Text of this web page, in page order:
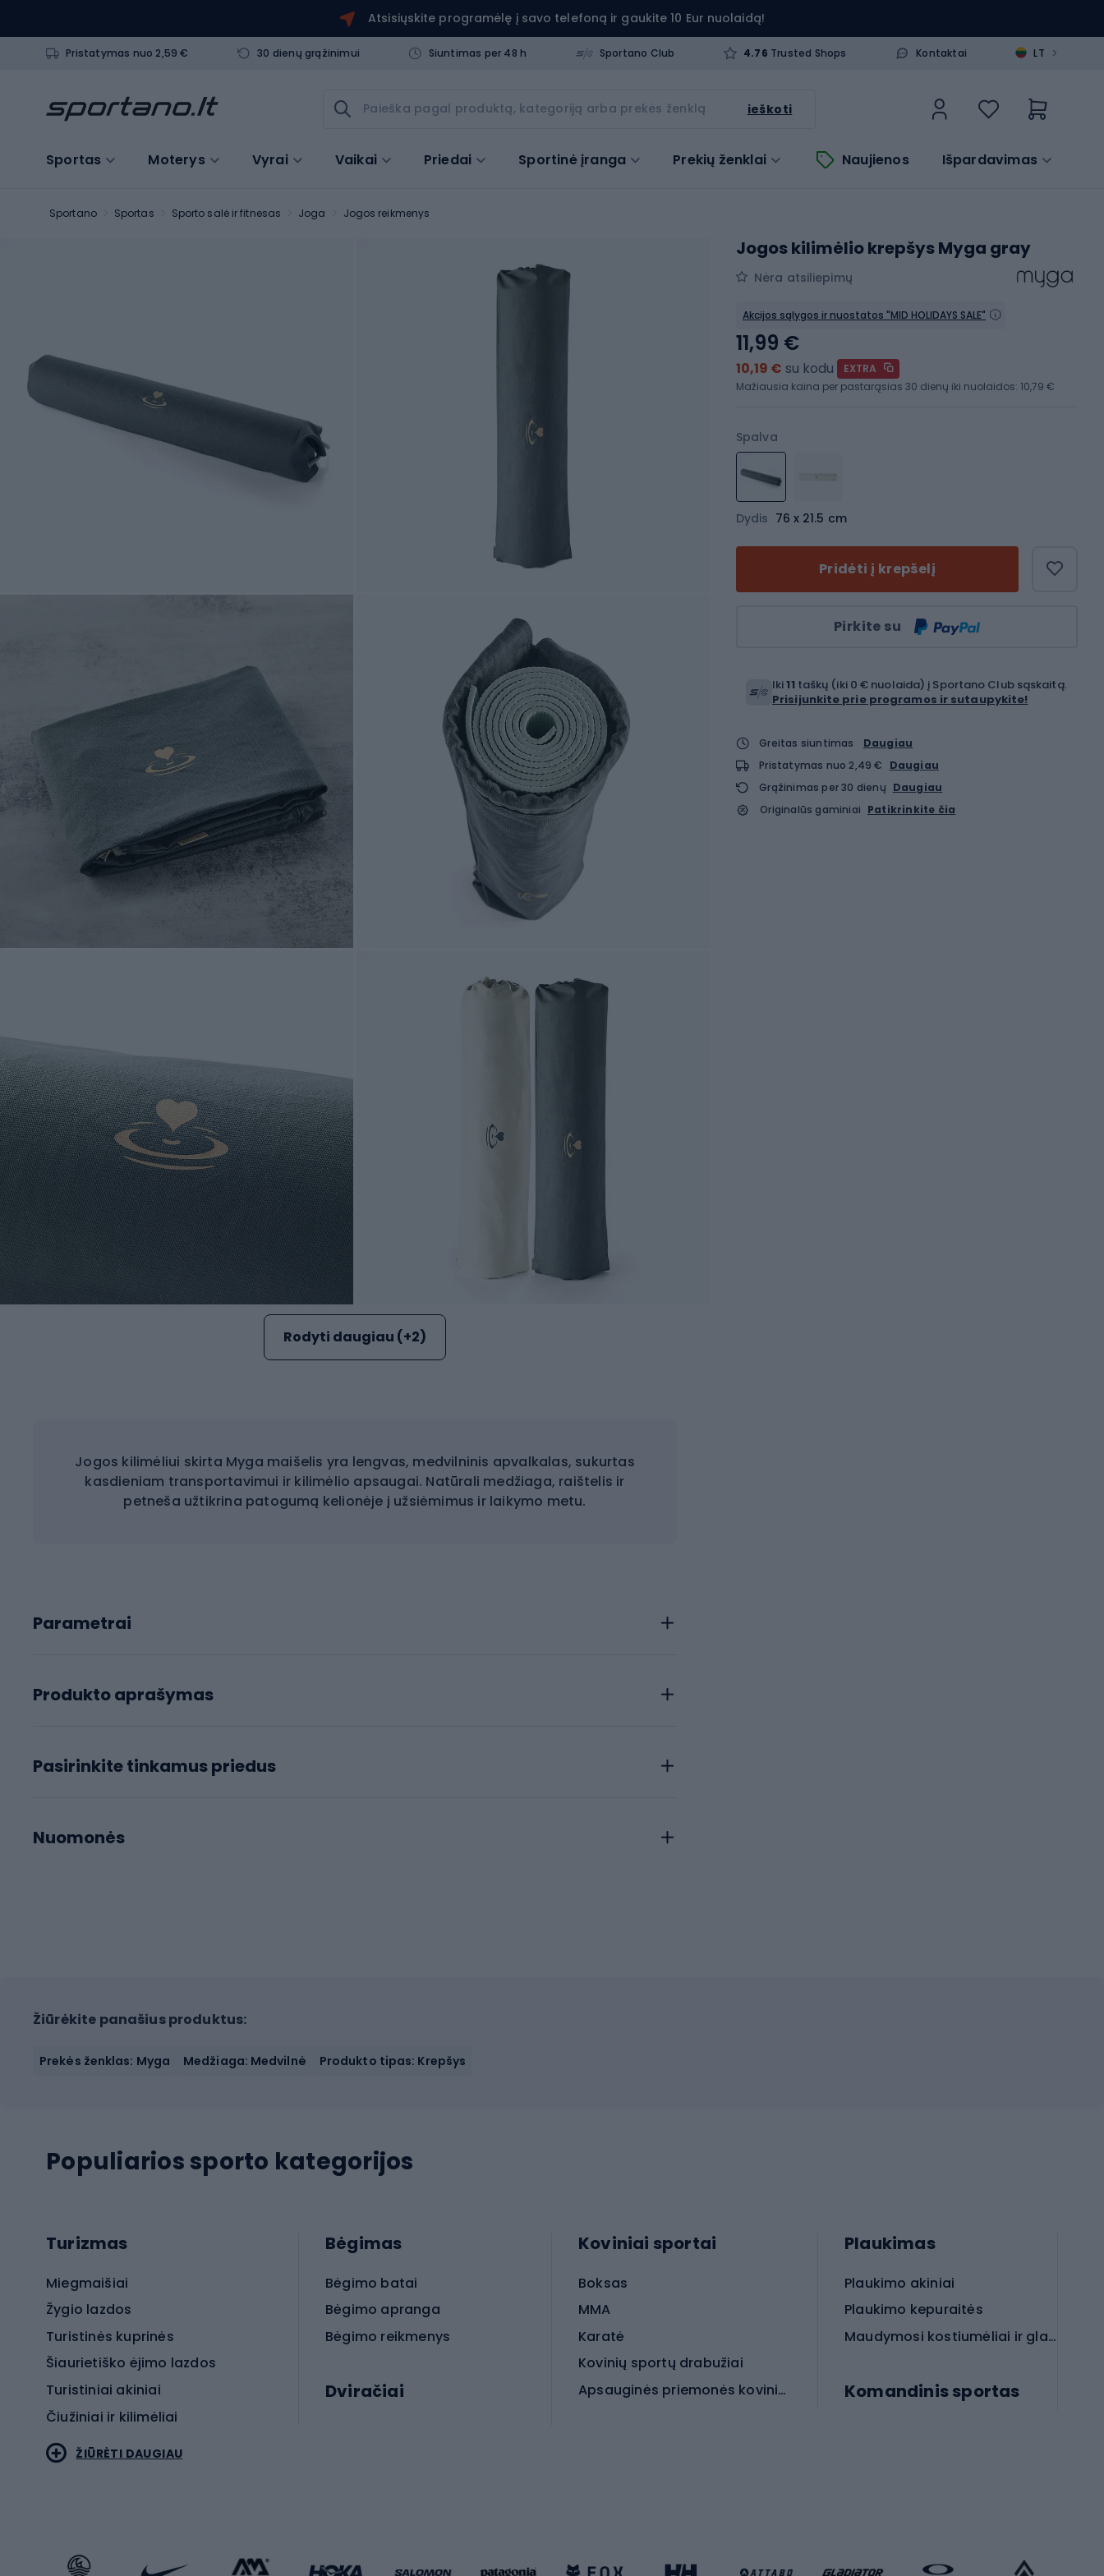
Atsisiųskite programėlę į savo telefoną ir gaukite 10 Eur nuolaidą!
Pristatymas nuo 2,59 € 30 dienų grąžinimui Siuntimas per 48 h Sportano Club 4.76 Trusted Shops Kontaktai LT >
ieškoti
Sportas Moterys Vyrai Vaikai Priedai Sportinė įranga Prekių ženklai Naujienos Išpardavimas
Sportano Sportas Sporto salė ir fitnesas Joga Jogos reikmenys
Rodyti daugiau (+2)
Jogos kilimėliui skirta Myga maišelis yra lengvas, medvilninis apvalkalas, sukurtas
kasdieniam transportavimui ir kilimėlio apsaugai. Natūrali medžiaga, raištelis ir
petneša užtikrina patogumą kelionėje į užsiėmimus ir laikymo metu.
Parametrai
Produkto aprašymas
Pasirinkite tinkamus priedus
Nuomonės
Jogos kilimėlio krepšys Myga gray
Nėra atsiliepimų
Akcijos sąlygos ir nuostatos "MID HOLIDAYS SALE"
Spalva
Dydis 76 x 21.5 cm
Pridėti į krepšelį
Pirkite su
11,99 €
10,19 € su kodu
EXTRA
Mažiausia kaina per pastarąsias 30 dienų iki nuolaidos: 10,79 €
Iki11 taškų (iki 0 € nuolaida) į Sportano Club sąskaitą.
Prisijunkite prie programos ir sutaupykite!
Greitas siuntimas
Daugiau
Pristatymas nuo 2,49 €
Daugiau
Grąžinimas per 30 dienų Daugiau
Originalūs gaminiai Patikrinkite čia
Žiūrėkite panašius produktus:
Prekės ženklas: Myga Medžiaga: Medvilnė Produkto tipas: Krepšys
Populiarios sporto kategorijos
Turizmas
Miegmaišiai
Žygio lazdos
Turistinės kuprinės
Šiaurietiško ėjimo lazdos
Turistiniai akiniai
Čiužiniai ir kilimėliai
Sportinio stiliaus avalynė
Bėgimas
Bėgimo batai
Bėgimo apranga
Bėgimo reikmenys
Dviračiai
Vaikiški dviračiai
Koviniai sportai
Boksas
MMA
Karatė
Kovinių sportų drabužiai
Apsauginės priemonės koviniam sportui
Riedučiai
Plaukimas
Plaukimo akiniai
Plaukimo kepuraitės
Maudymosi kostiumėliai ir glaudės
Komandinis sportas
Krepšinio apranga
ŽIŪRĖTI DAUGIAU